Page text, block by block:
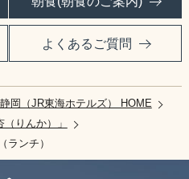
よくあるご質問
岡（JR東海ホテルズ） HOME
りんか）」
ランチ）